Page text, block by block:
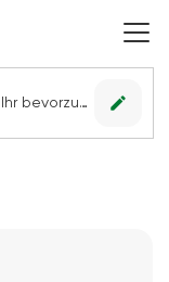
Kein Geschäft ausgewählt. Wählen Sie Ihr bevorzugtes Geschäft, um alle Angebote sehen zu können. edit